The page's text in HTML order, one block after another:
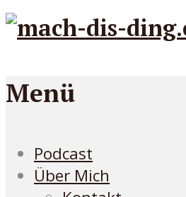
Menü
Podcast
Über Mich